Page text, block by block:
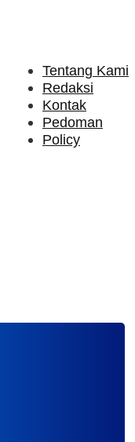
Tentang Kami
Redaksi
Kontak
Pedoman
Policy